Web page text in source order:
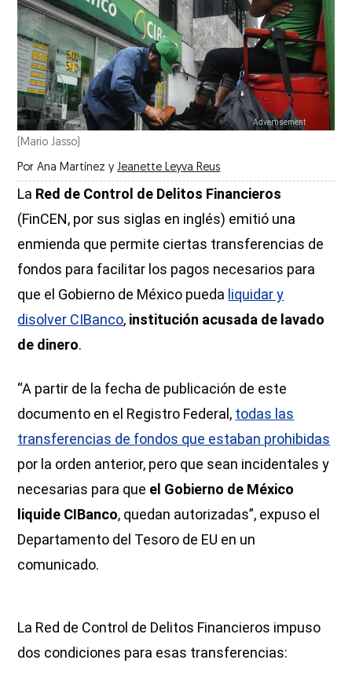
(Mario Jasso)
Por Ana Martínez y Jeanette Leyva Reus
La Red de Control de Delitos Financieros
(FinCEN, por sus siglas en inglés) emitió una
enmienda que permite ciertas transferencias de
fondos para facilitar los pagos necesarios para
que el Gobierno de México pueda liquidar y
disolver CIBanco, institución acusada de lavado
de dinero.
“A partir de la fecha de publicación de este
documento en el Registro Federal, todas las
transferencias de fondos que estaban prohibidas
por la orden anterior, pero que sean incidentales y
necesarias para que el Gobierno de México
liquide CIBanco, quedan autorizadas”, expuso el
Departamento del Tesoro de EU en un
comunicado.
La Red de Control de Delitos Financieros impuso
dos condiciones para esas transferencias: